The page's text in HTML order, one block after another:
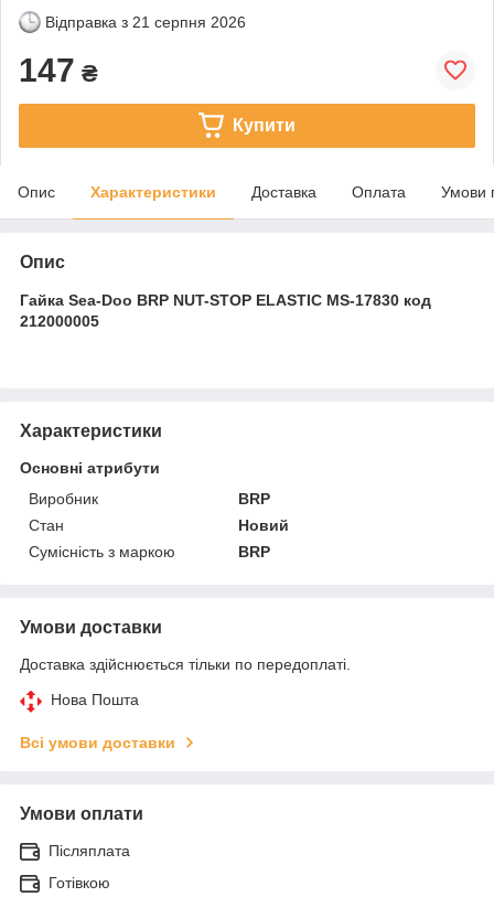
Відправка з 21 серпня 2026
147 ₴
Купити
Опис Характеристики Доставка Оплата Умови
Опис
Гайка Sea-Doo BRP NUT-STOP ELASTIC MS-17830 код
212000005
Характеристики
Основні атрибути
Виробник
BRP
Стан
Новий
Сумісність з маркою
BRP
Умови доставки
Доставка здійснюється тільки по передоплаті.
Нова Пошта
Всі умови доставки
Умови оплати
Післяплата
Готівкою